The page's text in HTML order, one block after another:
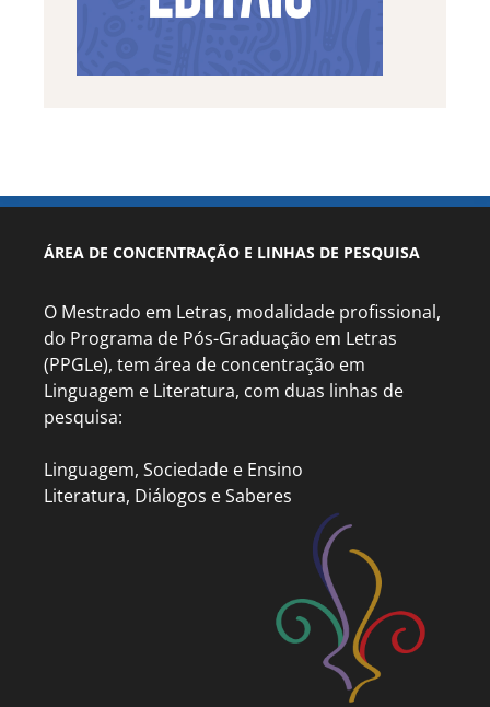
ÁREA DE CONCENTRAÇÃO E LINHAS DE PESQUISA
O Mestrado em Letras, modalidade profissional,
do Programa de Pós-Graduação em Letras
(PPGLe), tem área de concentração em
Linguagem e Literatura, com duas linhas de
pesquisa:
Linguagem, Sociedade e Ensino
Literatura, Diálogos e Saberes